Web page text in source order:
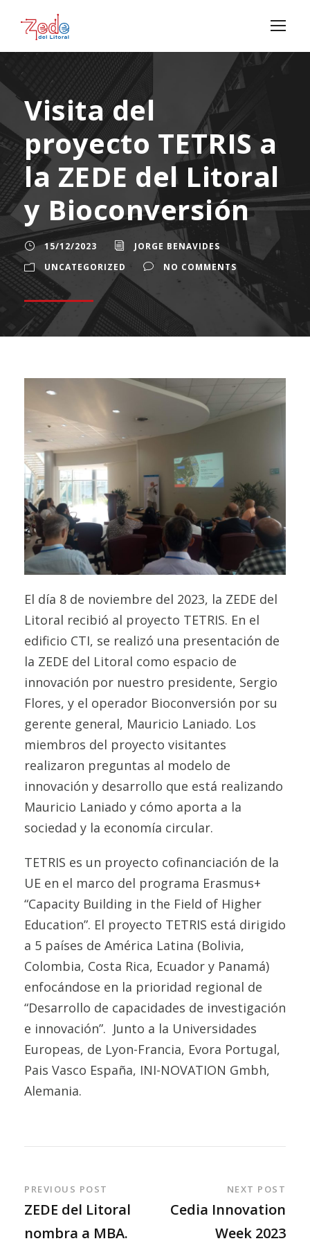
Visita del
proyecto TETRIS a
la ZEDE del Litoral
y Bioconversión
15/12/2023
JORGE BENAVIDES
UNCATEGORIZED
NO COMMENTS
El día 8 de noviembre del 2023, la ZEDE del
Litoral recibió al proyecto TETRIS. En el
edificio CTI, se realizó una presentación de
la ZEDE del Litoral como espacio de
innovación por nuestro presidente, Sergio
Flores, y el operador Bioconversión por su
gerente general, Mauricio Laniado. Los
miembros del proyecto visitantes
realizaron preguntas al modelo de
innovación y desarrollo que está realizando
Mauricio Laniado y cómo aporta a la
sociedad y la economía circular.
TETRIS es un proyecto cofinanciación de la
UE en el marco del programa Erasmus+
“Capacity Building in the Field of Higher
Education”. El proyecto TETRIS está dirigido
a 5 países de América Latina (Bolivia,
Colombia, Costa Rica, Ecuador y Panamá)
enfocándose en la prioridad regional de
“Desarrollo de capacidades de investigación
e innovación”. Junto a la Universidades
Europeas, de Lyon-Francia, Evora Portugal,
Pais Vasco España, INI-NOVATION Gmbh,
Alemania.
PREVIOUS POST
ZEDE del Litoral
nombra a MBA.
NEXT POST
Cedia Innovation
Week 2023